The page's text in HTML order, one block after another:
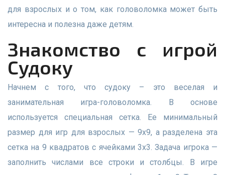
для взрослых и о том, как головоломка может быть
интересна и полезна даже детям.
Знакомство с игрой
Судоку
Начнем с того, что судоку – это веселая и
занимательная игра-головоломка. В основе
используется специальная сетка. Ее минимальный
размер для игр для взрослых — 9х9, а разделена эта
сетка на 9 квадратов с ячейками 3х3. Задача игрока —
заполнить числами все строки и столбцы. В игре